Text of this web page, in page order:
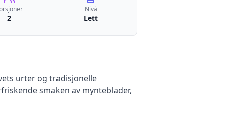
2
Nivå
Lett
urter og tradisjonelle
smaken av mynteblader,